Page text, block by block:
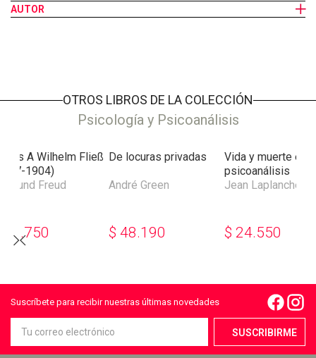
“transgresión residual de las reglas”, que incluye todas aquellas
demonios” o “enfermedad mental”.La segunda parte contiene
actitudes diagnósticas de los médicos y sus decisiones en
AUTOR
OTROS LIBROS DE LA COLECCIÓN
Psicología y Psicoanálisis
A Wilhelm Fließ
1904)
Freud
61.750
De locuras privadas
André Green
$ 48.190
Vida y muerte en
psicoanálisis
Jean Laplanche
$ 24.550
Suscríbete para recibir nuestras últimas novedades